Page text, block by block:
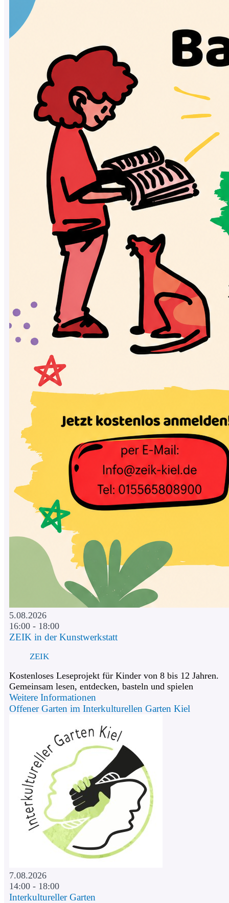
5.08.2026
16:00 - 18:00
ZEIK in der Kunstwerkstatt
ZEIK
Kostenloses Leseprojekt für Kinder von 8 bis 12 Jahren.
Gemeinsam lesen, entdecken, basteln und spielen
Weitere Informationen
Offener Garten im Interkulturellen Garten Kiel
7.08.2026
14:00 - 18:00
Interkultureller Garten